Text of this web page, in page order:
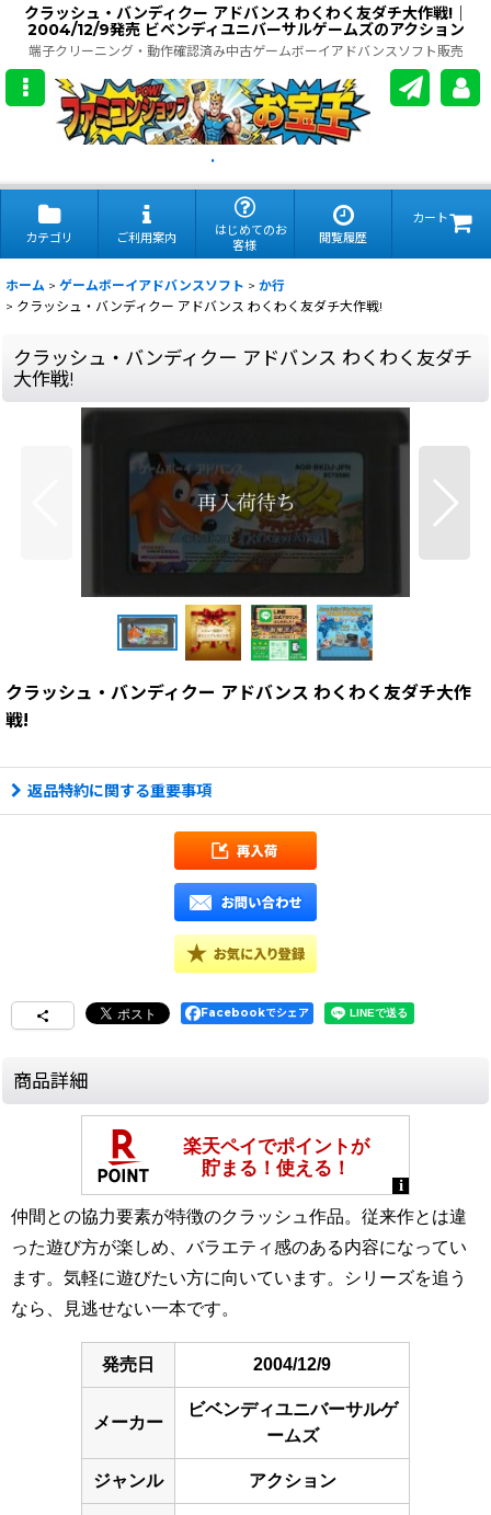
クラッシュ・バンディクー アドバンス わくわく友ダチ大作戦!｜
2004/12/9発売 ビベンディユニバーサルゲームズのアクション
端子クリーニング・動作確認済み中古ゲームボーイアドバンスソフト販売
.
カテゴリ ご利用案内
はじめてのお
客様
閲覧履歴
カート
ホーム > ゲームボーイアドバンスソフト > か行
> クラッシュ・バンディクー アドバンス わくわく友ダチ大作戦!
クラッシュ・バンディクー アドバンス わくわく友ダチ
大作戦!
クラッシュ・バンディクー アドバンス わくわく友ダチ大作
戦!
返品特約に関する重要事項
Facebookでシェア
商品詳細
仲間との協力要素が特徴のクラッシュ作品。従来作とは違
った遊び方が楽しめ、バラエティ感のある内容になってい
ます。気軽に遊びたい方に向いています。シリーズを追う
なら、見逃せない一本です。
発売日 2004/12/9
メーカー
ビベンディユニバーサルゲ
ームズ
ジャンル アクション